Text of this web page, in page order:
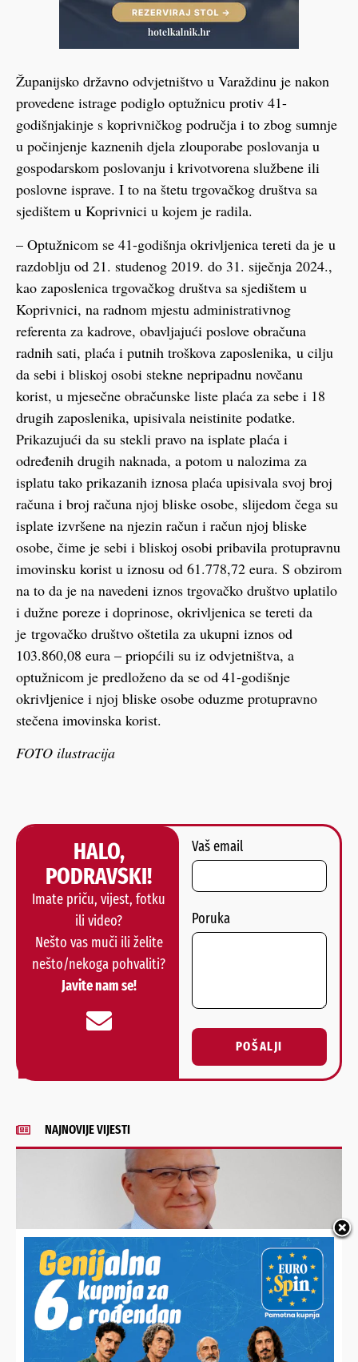
Županijsko državno odvjetništvo u Varaždinu je nakon
provedene istrage podiglo optužnicu protiv 41-
godišnjakinje s koprivničkog područja i to zbog sumnje
u počinjenje kaznenih djela zlouporabe poslovanja u
gospodarskom poslovanju i krivotvorena službene ili
poslovne isprave. I to na štetu trgovačkog društva sa
sjedištem u Koprivnici u kojem je radila.
– Optužnicom se 41-godišnja okrivljenica tereti da je u
razdoblju od 21. studenog 2019. do 31. siječnja 2024.,
kao zaposlenica trgovačkog društva sa sjedištem u
Koprivnici, na radnom mjestu administrativnog
referenta za kadrove, obavljajući poslove obračuna
radnih sati, plaća i putnih troškova zaposlenika, u cilju
da sebi i bliskoj osobi stekne nepripadnu novčanu
korist, u mjesečne obračunske liste plaća za sebe i 18
drugih zaposlenika, upisivala neistinite podatke.
Prikazujući da su stekli pravo na isplate plaća i
određenih drugih naknada, a potom u nalozima za
isplatu tako prikazanih iznosa plaća upisivala svoj broj
računa i broj računa njoj bliske osobe, slijedom čega su
isplate izvršene na njezin račun i račun njoj bliske
osobe, čime je sebi i bliskoj osobi pribavila protupravnu
imovinsku korist u iznosu od 61.778,72 eura. S obzirom
na to da je na navedeni iznos trgovačko društvo uplatilo
i dužne poreze i doprinose, okrivljenica se tereti da
je trgovačko društvo oštetila za ukupni iznos od
103.860,08 eura – priopćili su iz odvjetništva, a
optužnicom je predloženo da se od 41-godišnje
okrivljenice i njoj bliske osobe oduzme protupravno
stečena imovinska korist.
FOTO ilustracija
HALO,
PODRAVSKI!
Imate priču, vijest, fotku
ili video?
Nešto vas muči ili želite
nešto/nekoga pohvaliti?
Javite nam se!
Vaš email
Poruka
POŠALJI
Alternative:
NAJNOVIJE VIJESTI
ISPITAN U BJELOVARU
Bošnjak dobio zabranu prilaska, prijeti mu i višegodišnji
zatvor